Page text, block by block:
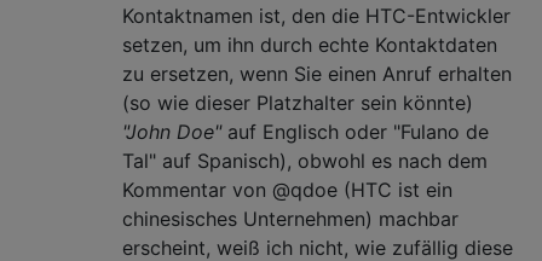
Kontaktnamen ist, den die HTC-Entwickler
setzen, um ihn durch echte Kontaktdaten
zu ersetzen, wenn Sie einen Anruf erhalten
(so wie dieser Platzhalter sein könnte)
"John Doe"auf Englisch oder "Fulano de
Tal" auf Spanisch), obwohl es nach dem
Kommentar von @qdoe (HTC ist ein
chinesisches Unternehmen) machbar
erscheint, weiß ich nicht, wie zufällig diese